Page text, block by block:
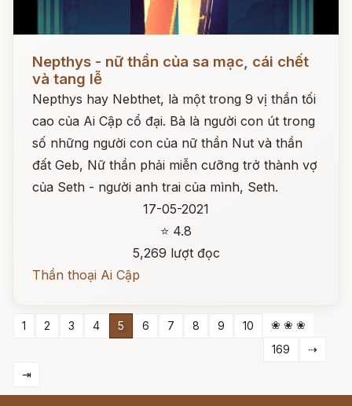
Nepthys - nữ thần của sa mạc, cái chết
và tang lễ
Nepthys hay Nebthet, là một trong 9 vị thần tối
cao của Ai Cập cổ đại. Bà là người con út trong
số những người con của nữ thần Nut và thần
đất Geb, Nữ thần phải miễn cưỡng trở thành vợ
của Seth - người anh trai của mình, Seth.
17-05-2021
⭐ 4.8
5,269 lượt đọc
Thần thoại Ai Cập
1 2 3 4 5 6 7 8 9 10
❀ ❀ ❀
169
⇢
⇥